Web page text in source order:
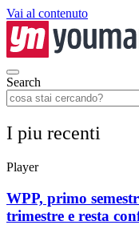
Vai al contenuto
Search
I piu recenti
Player
WPP, primo
trimestre e resta